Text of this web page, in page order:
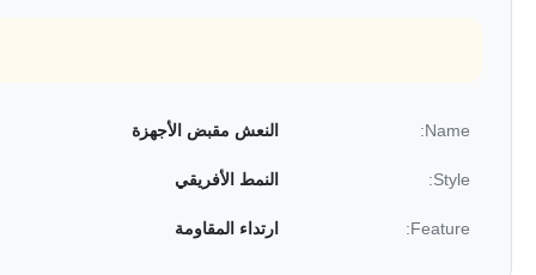
Name: النعش مقبض الأجهزة
Style: النمط الأفريقي
Feature: ارتداء المقاومة